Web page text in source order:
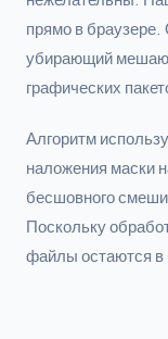
прямо в браузере.
убирающий
графических
Алгоритм
наложения маски
бесшовного
Поскольку
файлы остаются в